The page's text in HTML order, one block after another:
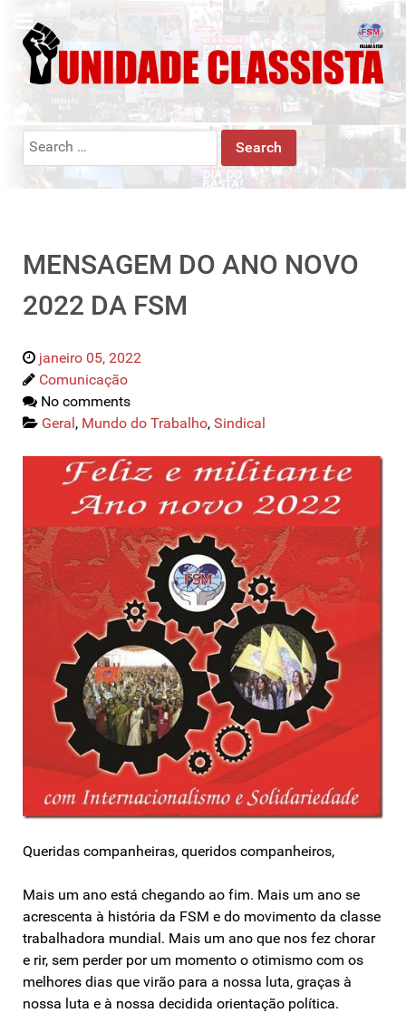
Search
MENSAGEM DO ANO NOVO
2022 DA FSM
janeiro 05, 2022
Comunicação
No comments
Geral, Mundo do Trabalho, Sindical
Queridas companheiras, queridos companheiros,
Mais um ano está chegando ao fim. Mais um ano se
acrescenta à história da FSM e do movimento da classe
trabalhadora mundial. Mais um ano que nos fez chorar
e rir, sem perder por um momento o otimismo com os
melhores dias que virão para a nossa luta, graças à
nossa luta e à nossa decidida orientação política.